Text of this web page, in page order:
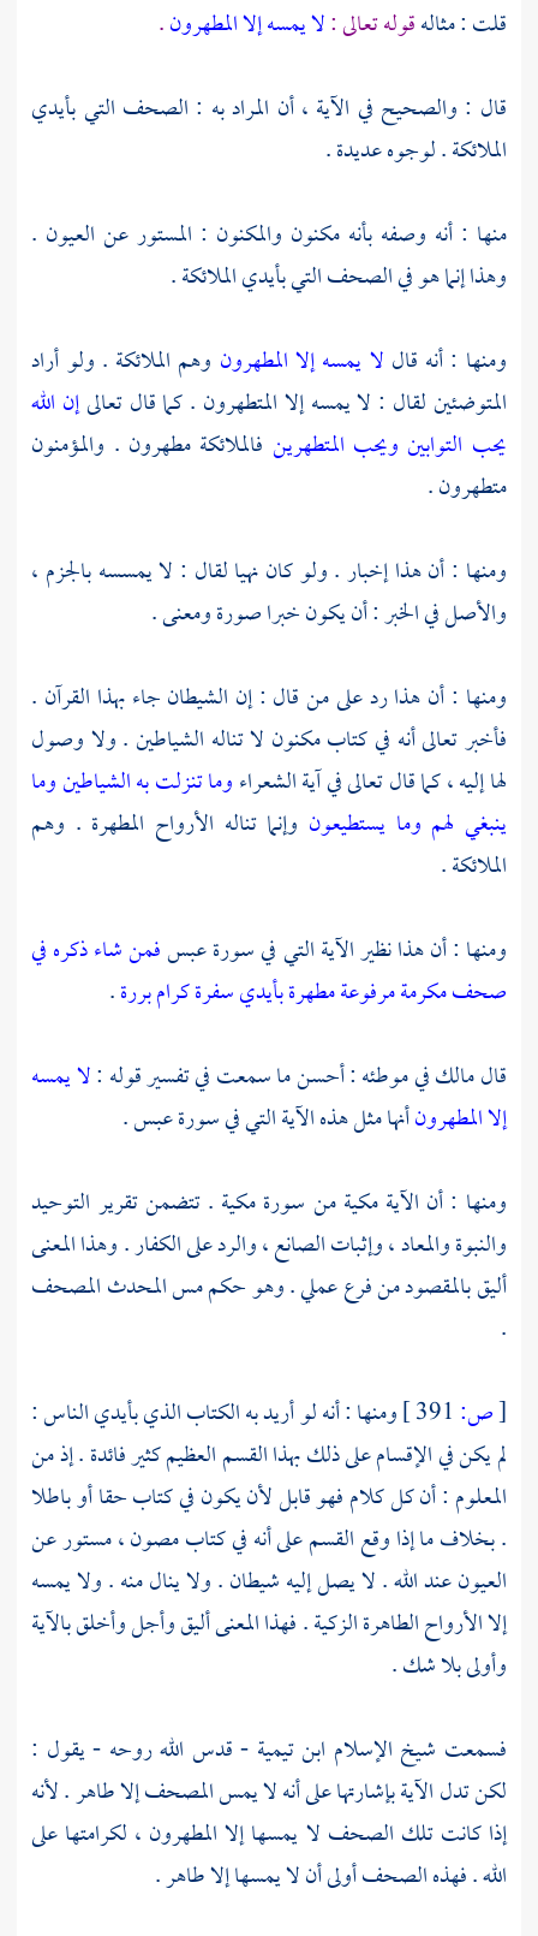
قلت : مثالهقوله تعالى :لا يمسه إلا المطهرون.
قال : والصحيح في الآية ، أن المراد به : الصحف التي بأيدي
الملائكة . لوجوه عديدة .
منها : أنه وصفه بأنه مكنون والمكنون : المستور عن العيون .
وهذا إنما هو في الصحف التي بأيدي الملائكة .
ومنها : أنه قال لا يمسه إلا المطهرون وهم الملائكة . ولو أراد
المتوضئين لقال : لا يمسه إلا المتطهرون . كما قال تعالىإن الله
يحب التوابين ويحب المتطهرين فالملائكة مطهرون . والمؤمنون
متطهرون .
ومنها : أن هذا إخبار . ولو كان نهيا لقال : لا يمسسه بالجزم ،
والأصل في الخبر : أن يكون خبرا صورة ومعنى .
ومنها : أن هذا رد على من قال : إن الشيطان جاء بهذا القرآن .
فأخبر تعالى أنه في كتاب مكنون لا تناله الشياطين . ولا وصول
لها إليه ، كما قال تعالى في آية الشعراءوما تنزلت به الشياطينوما
ينبغي لهم وما يستطيعون وإنما تناله الأرواح المطهرة . وهم
الملائكة .
ومنها : أن هذا نظير الآية التي في سورة عبسفمن شاء ذكرهفي
صحف مكرمةمرفوعة مطهرةبأيدي سفرةكرام بررة.
قالمالكفي موطئه : أحسن ما سمعت في تفسير قوله :لا يمسه
إلا المطهرونأنها مثل هذه الآية التي في سورة عبس .
ومنها : أن الآية مكية من سورة مكية . تتضمن تقرير التوحيد
والنبوة والمعاد ، وإثبات الصانع ، والرد على الكفار . وهذا المعنى
أليق بالمقصود من فرع عملي . وهو حكم مس المحدث المصحف
.
[ص:
ومنها : أنه لو أريد به الكتاب الذي بأيدي الناس :
لم يكن في الإقسام على ذلك بهذا القسم العظيم كثير فائدة . إذ من
المعلوم : أن كل كلام فهو قابل لأن يكون في كتاب حقا أو باطلا
. بخلاف ما إذا وقع القسم على أنه في كتاب مصون ، مستور عن
العيون عند الله . لا يصل إليه شيطان . ولا ينال منه . ولا يمسه
إلا الأرواح الطاهرة الزكية . فهذا المعنى أليق وأجل وأخلق بالآية
وأولى بلا شك .
فسمعت شيخ الإسلام ابن تيمية - قدس الله روحه - يقول :
لكن تدل الآية بإشارتها على أنه لا يمس المصحف إلا طاهر . لأنه
إذا كانت تلك الصحف لا يمسها إلا المطهرون ، لكرامتها على
الله . فهذه الصحف أولى أن لا يمسها إلا طاهر .